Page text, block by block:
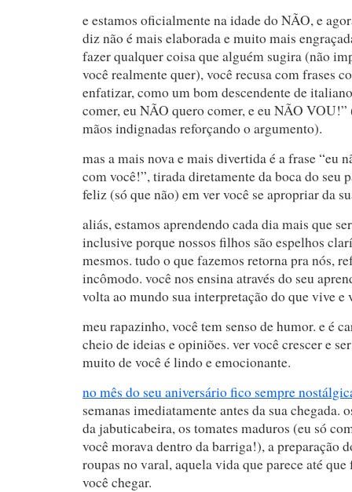
e estamos oficialmente na idade do NÃO, e
diz não é mais elaborada e muito mais
fazer qualquer coisa que alguém sugira (não
você realmente quer), você recusa com frases
enfatizar, como um bom descendente de
comer, eu NÃO quero comer, e eu NÃO
mãos indignadas reforçando o argumento).
mas a mais nova e mais divertida é a frase “eu
com você!”, tirada diretamente da boca do seu
feliz (só que não) em ver você se apropriar da
aliás, estamos aprendendo cada dia mais que
inclusive porque nossos filhos são espelhos
mesmos. tudo o que fazemos retorna pra nós,
incômodo. você nos ensina através do seu
volta ao mundo sua interpretação do que vive e
meu rapazinho, você tem senso de humor. e é
cheio de ideias e opiniões. ver você crescer e
muito de você é lindo e emocionante.
no mês do seu aniversário fico sempre
semanas imediatamente antes da sua chegada.
da jabuticabeira, os tomates maduros (eu só
você morava dentro da barriga!), a preparação
roupas no varal, aquela vida que parece até
você chegar.